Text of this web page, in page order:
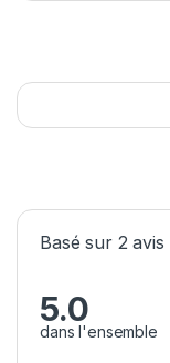
Basé sur 2 avis
5.0
dans l'ensemble